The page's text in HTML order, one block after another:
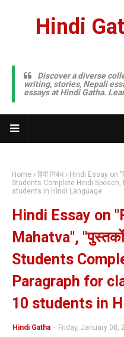
Hindi
Discover a diverse
writing, stories, Nepali
essays at Hindi Gatha.
Home हिंदी निबंध
Hindi Essay on
Students Complete Hindi
students in Hindi Language
Hindi Essay on
Mahatva",
Students
Paragraph for
10 students in
Hindi Gatha - Friday, January 08,